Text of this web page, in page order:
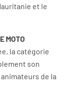
et le
MOTO
la catégorie
son
de la